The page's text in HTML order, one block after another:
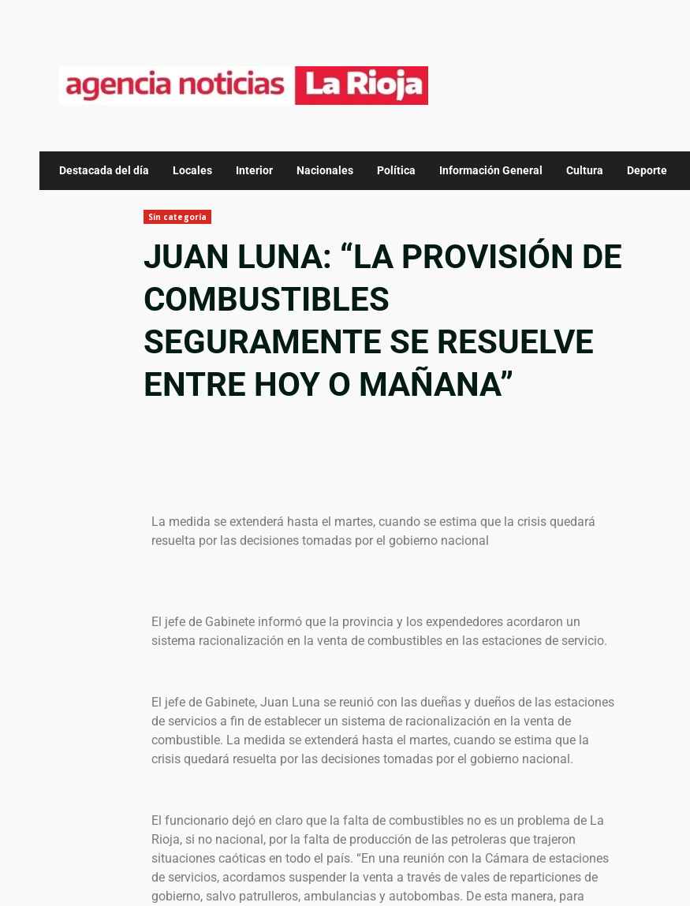
Destacada del día Locales Interior Nacionales Política Información General Cultura Deporte
Sin categoría
JUAN LUNA: “LA PROVISIÓN DE
COMBUSTIBLES
SEGURAMENTE SE RESUELVE
ENTRE HOY O MAÑANA”
La medida se extenderá hasta el martes, cuando se estima que la crisis quedará
resuelta por las decisiones tomadas por el gobierno nacional
El jefe de Gabinete informó que la provincia y los expendedores acordaron un
sistema racionalización en la venta de combustibles en las estaciones de servicio.
El jefe de Gabinete, Juan Luna se reunió con las dueñas y dueños de las estaciones
de servicios a fin de establecer un sistema de racionalización en la venta de
combustible. La medida se extenderá hasta el martes, cuando se estima que la
crisis quedará resuelta por las decisiones tomadas por el gobierno nacional.
El funcionario dejó en claro que la falta de combustibles no es un problema de La
Rioja, si no nacional, por la falta de producción de las petroleras que trajeron
situaciones caóticas en todo el país. “En una reunión con la Cámara de estaciones
de servicios, acordamos suspender la venta a través de vales de reparticiones de
gobierno, salvo patrulleros, ambulancias y autobombas. De esta manera, para